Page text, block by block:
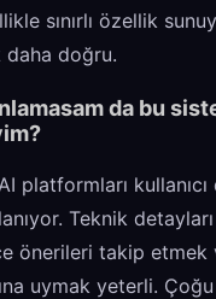
sınırlı özellik
daha doğru.
da bu
platformları kullanıcı
Teknik
önerileri takip etmek
uymak yeterli.